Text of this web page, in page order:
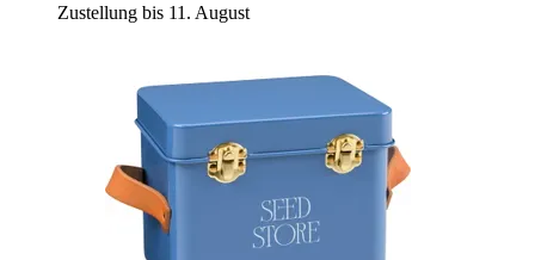
Zustellung bis 11. August